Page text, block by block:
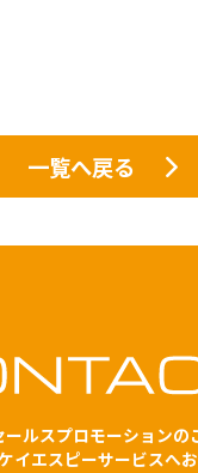
一覧へ戻る
ルスプロモーションの
イエスピーサービスへ